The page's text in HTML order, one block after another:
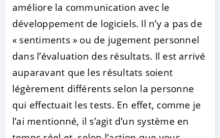
améliore la communication avec le
développement de logiciels. Il n’y a pas de
« sentiments » ou de jugement personnel
dans l’évaluation des résultats. Il est arrivé
auparavant que les résultats soient
légèrement différents selon la personne
qui effectuait les tests. En effet, comme je
l’ai mentionné, il s’agit d’un système en